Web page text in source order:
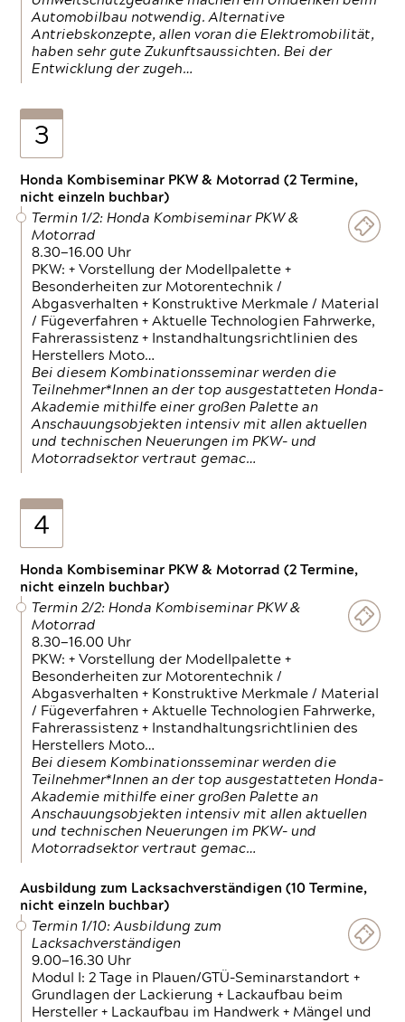
Automobilbau notwendig. Alternative
Antriebskonzepte, allen voran die Elektromobilität,
haben sehr gute Zukunftsaussichten. Bei der
Entwicklung der zugeh…
3
Honda Kombiseminar PKW & Motorrad (2 Termine,
nicht einzeln buchbar)
Termin 1/2: Honda Kombiseminar PKW &
Motorrad
8.30—16.00 Uhr
PKW: + Vorstellung der Modellpalette +
Besonderheiten zur Motorentechnik /
Abgasverhalten + Konstruktive Merkmale / Material
/ Fügeverfahren + Aktuelle Technologien Fahrwerke,
Fahrerassistenz + Instandhaltungsrichtlinien des
Herstellers Moto…
Bei diesem Kombinationsseminar werden die
Teilnehmer*Innen an der top ausgestatteten Honda-
Akademie mithilfe einer großen Palette an
Anschauungsobjekten intensiv mit allen aktuellen
und technischen Neuerungen im PKW- und
Motorradsektor vertraut gemac…
4
Honda Kombiseminar PKW & Motorrad (2 Termine,
nicht einzeln buchbar)
Termin 2/2: Honda Kombiseminar PKW &
Motorrad
8.30—16.00 Uhr
PKW: + Vorstellung der Modellpalette +
Besonderheiten zur Motorentechnik /
Abgasverhalten + Konstruktive Merkmale / Material
/ Fügeverfahren + Aktuelle Technologien Fahrwerke,
Fahrerassistenz + Instandhaltungsrichtlinien des
Herstellers Moto…
Bei diesem Kombinationsseminar werden die
Teilnehmer*Innen an der top ausgestatteten Honda-
Akademie mithilfe einer großen Palette an
Anschauungsobjekten intensiv mit allen aktuellen
und technischen Neuerungen im PKW- und
Motorradsektor vertraut gemac…
Ausbildung zum Lacksachverständigen (10 Termine,
nicht einzeln buchbar)
Termin 1/10: Ausbildung zum
Lacksachverständigen
9.00—16.30 Uhr
Modul I: 2 Tage in Plauen/GTÜ-Seminarstandort +
Grundlagen der Lackierung + Lackaufbau beim
Hersteller + Lackaufbau im Handwerk + Mängel und